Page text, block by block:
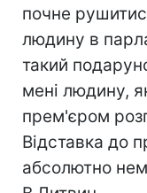
почне
людину в
такий
мені людину,
прем'єром
Відставка до
абсолютно